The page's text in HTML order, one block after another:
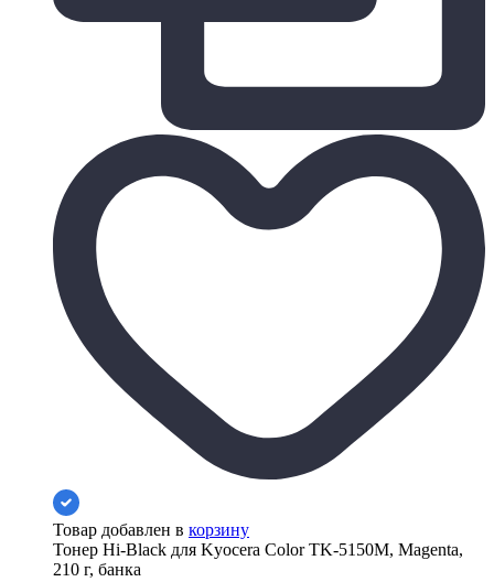
Товар добавлен в корзину
Тонер Hi-Black для Kyocera Color TK-5150M, Magenta,
210 г, банка